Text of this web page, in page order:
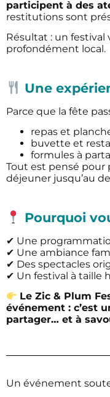
participent à des
restitutions sont
Résultat : un festival
profondément local.
Une
Parce que la fête
repas et
buvette et
formules à
Tout est pensé
déjeuner jusqu’au
Pourquoi
✔ Une
✔ Une ambiance
✔ Des spectacles
✔ Un festival à taille
Le Zic & Plum
événement : c’est
partager… et à
Un événement